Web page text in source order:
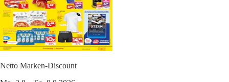
Netto Marken-Discount